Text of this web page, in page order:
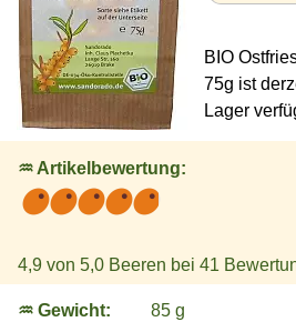
BIO
75g ist
Lager
♒ Artikelbewertung:
4,9 von 5,0 Beeren bei 41
♒ Gewicht:
85 g